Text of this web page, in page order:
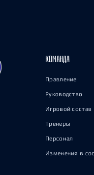
КОМАНДА
Правление
Руководство
Игровой состав
Тренеры
Персонал
Изменения в